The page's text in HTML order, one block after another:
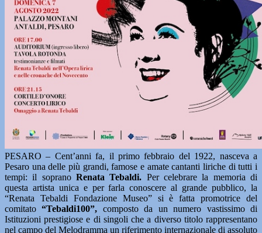
PESARO – Cent’anni fa, il primo febbraio del 1922, nasceva a
Pesaro una delle più grandi, famose e amate cantanti liriche di tutti i
tempi: il soprano Renata Tebaldi. Per celebrare la memoria di
questa artista unica e per farla conoscere al grande pubblico, la
“Renata Tebaldi Fondazione Museo” si è fatta promotrice del
comitato“Tebaldi100”, composto da un numero vastissimo di
Istituzioni prestigiose e di singoli che a diverso titolo rappresentano
nel campo del Melodramma un riferimento internazionale di assoluto